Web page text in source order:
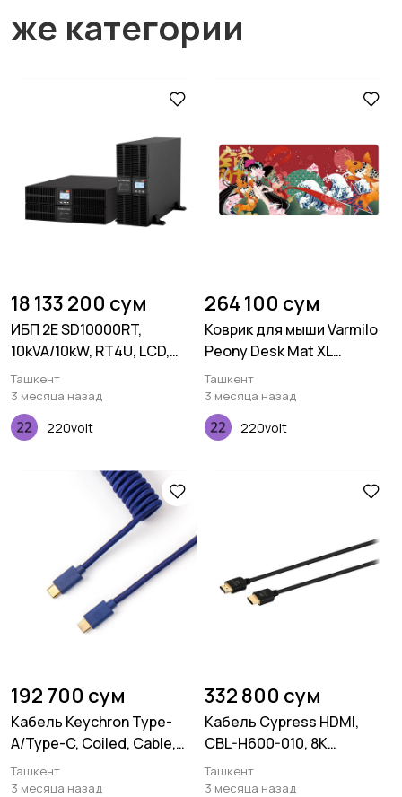
же категории
18 133 200 сум
ИБП 2E SD10000RT,
10kVA/10kW, RT4U, LCD,
USB, Terminal in&out
Ташкент
3 месяца назад
220volt
264 100 сум
Коврик для мыши Varmilo
Peony Desk Mat XL
(900х400х3мм)
Ташкент
3 месяца назад
220volt
192 700 сум
Кабель Keychron Type-
A/Type-C, Coiled, Cable,
Blue
Ташкент
3 месяца назад
332 800 сум
Кабель Cypress HDMI,
CBL-H600-010, 8K
certified, 1M, 30AWG
Ташкент
3 месяца назад